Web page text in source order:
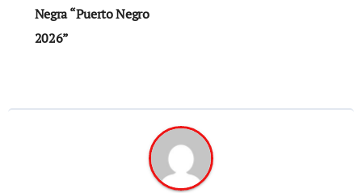
Negra “Puerto Negro
2026”